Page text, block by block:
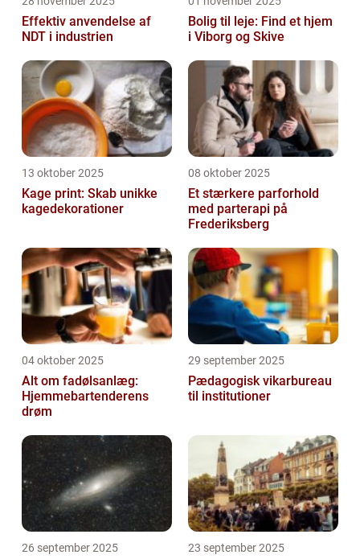
Effektiv anvendelse af
NDT i industrien
Bolig til leje: Find et hjem
i Viborg og Skive
13 oktober 2025
Kage print: Skab unikke
kagedekorationer
08 oktober 2025
Et stærkere parforhold
med parterapi på
Frederiksberg
04 oktober 2025
Alt om fadølsanlæg:
Hjemmebartenderens
drøm
29 september 2025
Pædagogisk vikarbureau
til institutioner
26 september 2025 23 september 2025